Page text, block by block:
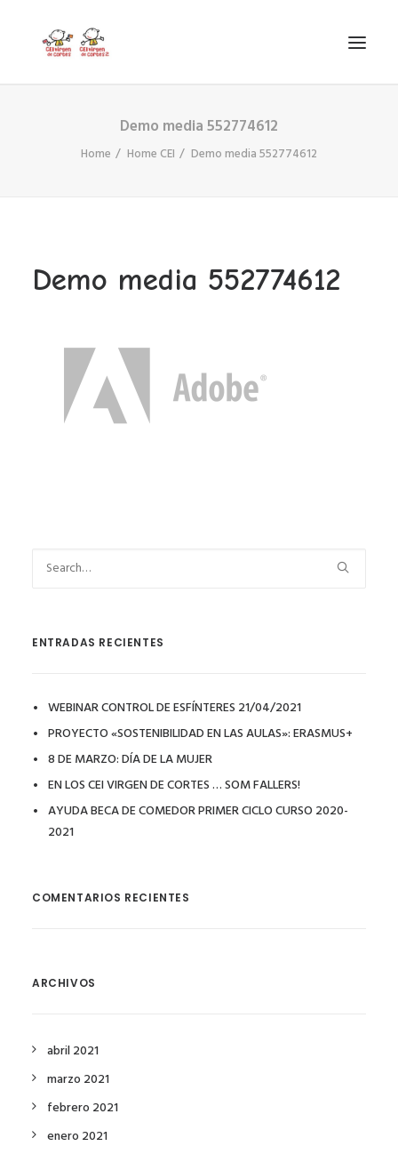
VIRGEN DE CORTES
ACTUALIDAD Y REDES SOCIALES
SEARCH
Demo media 552774612
Home Home CEI Demo media 552774612
Demo media 552774612
ENTRADAS RECIENTES
WEBINAR CONTROL DE ESFÍNTERES 21/04/2021
PROYECTO «SOSTENIBILIDAD EN LAS AULAS»: ERASMUS+
8 DE MARZO: DÍA DE LA MUJER
EN LOS CEI VIRGEN DE CORTES … SOM FALLERS!
AYUDA BECA DE COMEDOR PRIMER CICLO CURSO 2020-
2021
COMENTARIOS RECIENTES
ARCHIVOS
abril 2021
marzo 2021
febrero 2021
enero 2021